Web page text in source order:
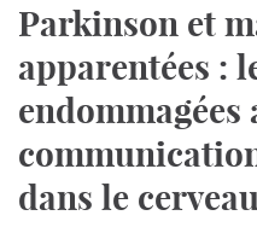
Parkinson et
apparentées :
endommagées
dans le cerveau